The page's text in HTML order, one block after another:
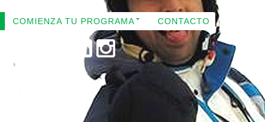
COMIENZA TU PROGRAMA CONTACTO